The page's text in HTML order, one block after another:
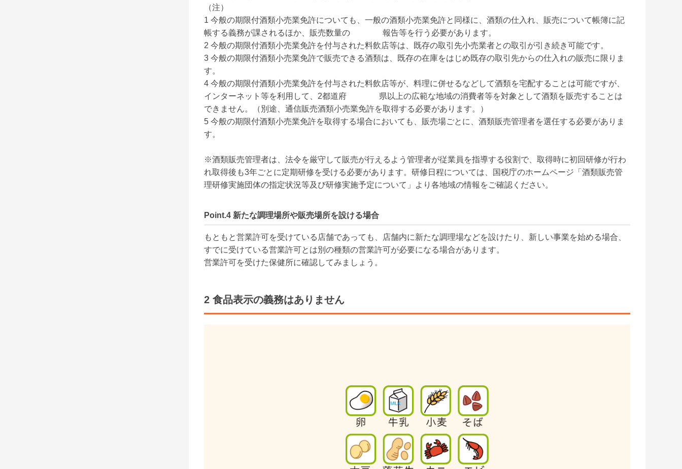
（注）
1 今般の期限付酒類小売業免許についても、一般の酒類小売業免許と同様に、酒類の仕入れ、販売について帳簿に記
帳する義務が課されるほか、販売数量の　　　　報告等を行う必要があります。
2 今般の期限付酒類小売業免許を付与された料飲店等は、既存の取引先小売業者との取引が引き続き可能です。
3 今般の期限付酒類小売業免許で販売できる酒類は、既存の在庫をはじめ既存の取引先からの仕入れの販売に限りま
す。
4 今般の期限付酒類小売業免許を付与された料飲店等が、料理に併せるなどして酒類を宅配することは可能ですが、
インターネット等を利用して、2都道府　　　　県以上の広範な地域の消費者等を対象として酒類を販売することは
できません。（別途、通信販売酒類小売業免許を取得する必要があります。）
5 今般の期限付酒類小売業免許を取得する場合においても、販売場ごとに、酒類販売管理者を選任する必要がありま
す。
※酒類販売管理者は、法令を厳守して販売が行えるよう管理者が従業員を指導する役割で、取得時に初回研修が行わ
れ取得後も3年ごとに定期研修を受ける必要があります。研修日程については、国税庁のホームページ「酒類販売管
理研修実施団体の指定状況等及び研修実施予定について」より各地域の情報をご確認ください。
Point.4 新たな調理場所や販売場所を設ける場合
もともと営業許可を受けている店舗であっても、店舗内に新たな調理場などを設けたり、新しい事業を始める場合、
すでに受けている営業許可とは別の種類の営業許可が必要になる場合があります。
営業許可を受けた保健所に確認してみましょう。
2 食品表示の義務はありません